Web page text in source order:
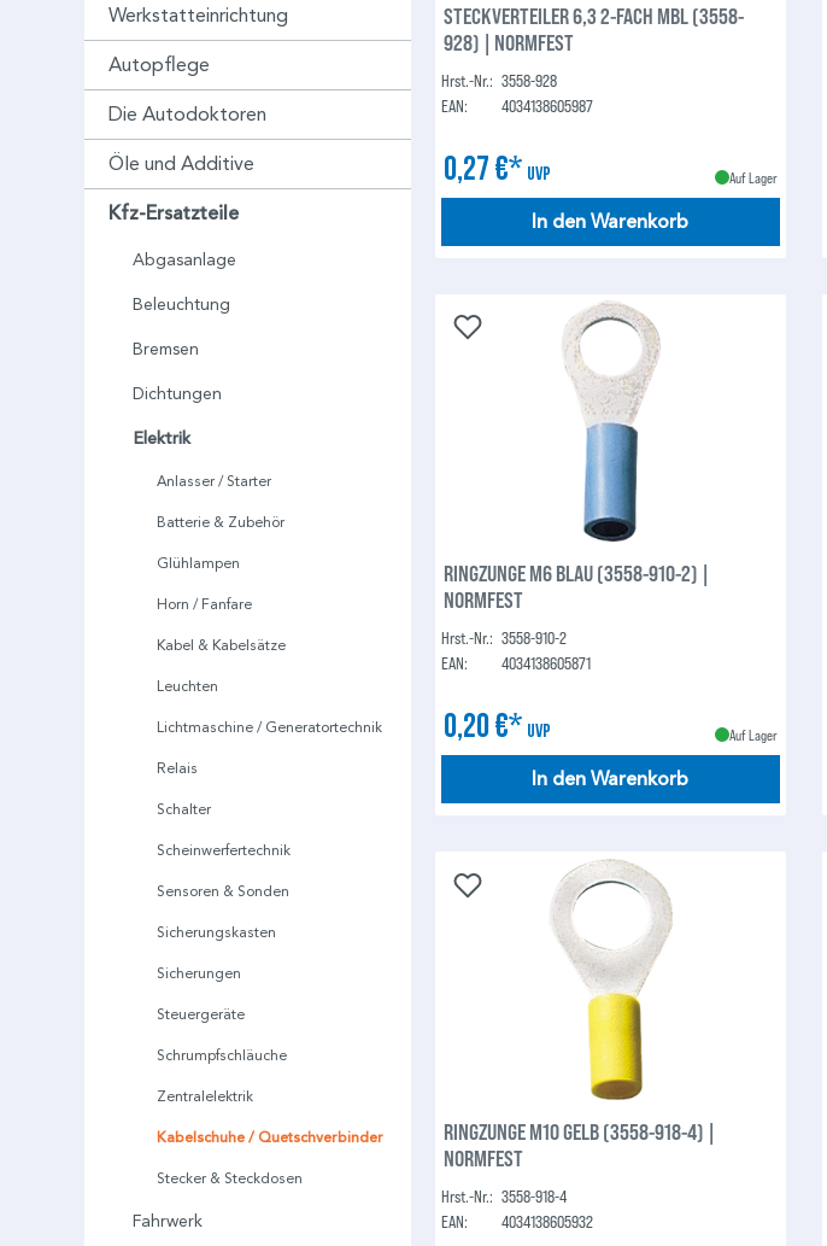
Werkstatteinrichtung
Autopflege
Die Autodoktoren
Öle und Additive
Kfz-Ersatzteile
Abgasanlage
Beleuchtung
Bremsen
Dichtungen
Elektrik
Anlasser / Starter
Batterie & Zubehör
Glühlampen
Horn / Fanfare
Kabel & Kabelsätze
Leuchten
Lichtmaschine / Generatortechnik
Relais
Schalter
Scheinwerfertechnik
Sensoren & Sonden
Sicherungskasten
Sicherungen
Steuergeräte
Schrumpfschläuche
Zentralelektrik
Kabelschuhe / Quetschverbinder
Stecker & Steckdosen
Fahrwerk
STECKVERTEILER 6,3 2-FACH MBL (3558-
928) | NORMFEST
Hrst.-Nr.: 3558-928
EAN:
4034138605987
0,27 €* UVP Auf Lager
In den Warenkorb
RINGZUNGE M6 BLAU (3558-910-2) |
NORMFEST
Hrst.-Nr.: 3558-910-2
EAN:
4034138605871
0,20 €* UVP Auf Lager
In den Warenkorb
RINGZUNGE M10 GELB (3558-918-4) |
NORMFEST
Hrst.-Nr.: 3558-918-4
EAN:
4034138605932